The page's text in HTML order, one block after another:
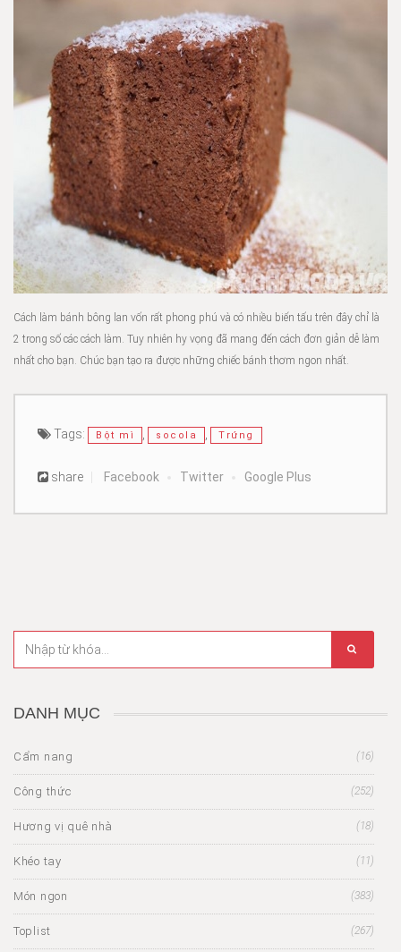
Cách làm bánh bông lan vốn rất phong phú và có nhiều biến tấu trên đây chỉ là
2 trong số các cách làm. Tuy nhiên hy vọng đã mang đến cách đơn giản dễ làm
nhất cho bạn. Chúc bạn tạo ra được những chiếc bánh thơm ngon nhất.
Tags: Bột mì socola Trứng
share Facebook Twitter Google Plus
DANH MỤC
Cẩm nang (16)
Công thức (252)
Hương vị quê nhà (18)
Khéo tay (11)
Món ngon (383)
Toplist (267)